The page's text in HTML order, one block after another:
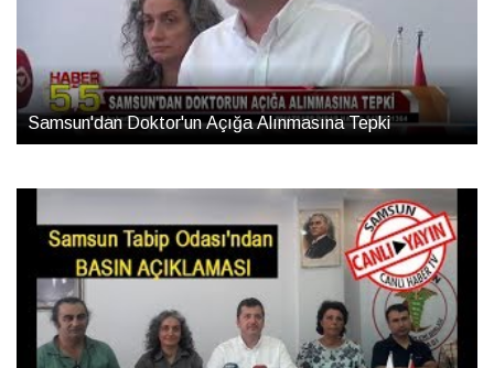
Samsun'dan Doktor'un Açığa Alınmasına Tepki